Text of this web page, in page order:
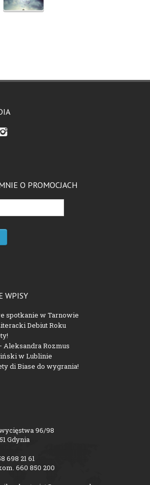
O PROMOCJACH
WPISY
spotkanie w Tarnowie
Debiut Roku
Aleksandra Rozmus
w Lublinie
di Biase do wygrania!
96/98
Gdynia
698 21 61
660 850 200